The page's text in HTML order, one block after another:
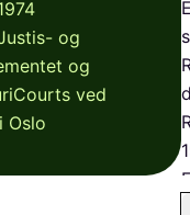
og
og
ved
Oslo